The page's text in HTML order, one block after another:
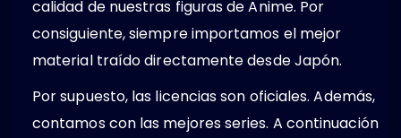
calidad de nuestras figuras de Anime. Por
consiguiente, siempre importamos el mejor
material traído directamente desde Japón.
Por supuesto, las licencias son oficiales. Además,
contamos con las mejores series. A continuación